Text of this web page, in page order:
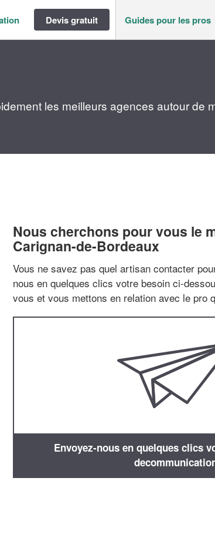
Devis gratuit Guides pour les pros
les meilleurs agences autour de
Nous cherchons pour vous le
Carignan-de-Bordeaux
Vous ne savez pas quel artisan contacter
nous en quelques clics votre besoin ci-
vous et vous mettons en relation avec le pro
Envoyez-nous en quelques clics